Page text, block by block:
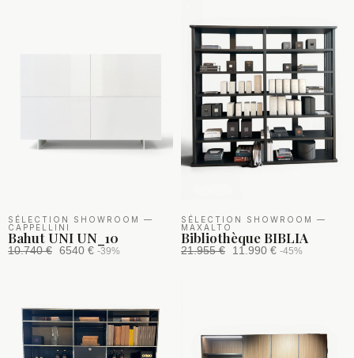
SÉLECTION SHOWROOM
—
CAPPELLINI
Bahut UNI UN_10
10.740 € 6540 € -39%
SÉLECTION SHOWROOM
—
MAXALTO
Bibliothèque BIBLIA
21.955 € 11.990 € -45%